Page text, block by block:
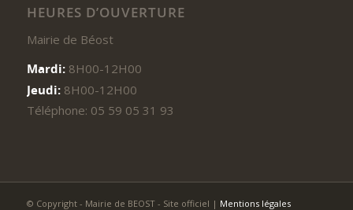
HEURES D’OUVERTURE
Mairie de Béost
Mardi: 8H00-12H00
Jeudi: 8H00-12H00
Téléphone: 05 59 05 31 93
© Copyright - Mairie de BEOST - Site officiel | Mentions légales